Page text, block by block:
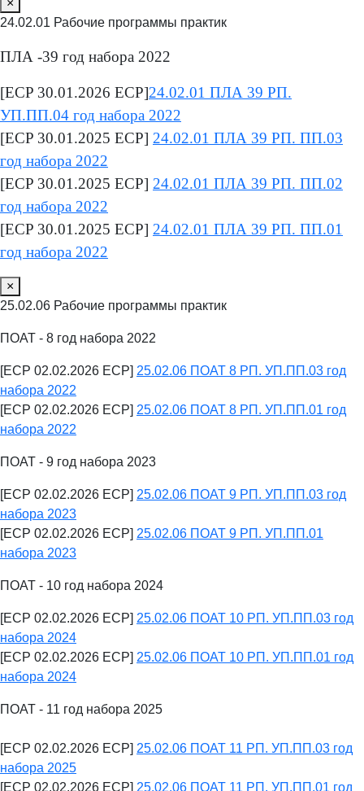
24.02.01 Рабочие программы практик
ПЛА -39 год набора 2022
[ECP 30.01.2026 ECP]24.02.01 ПЛА 39 РП.
УП.ПП.04 год набора 2022
[ECP 30.01.2025 ECP] 24.02.01 ПЛА 39 РП. ПП.03
год набора 2022
[ECP 30.01.2025 ECP] 24.02.01 ПЛА 39 РП. ПП.02
год набора 2022
[ECP 30.01.2025 ECP] 24.02.01 ПЛА 39 РП. ПП.01
год набора 2022
×
25.02.06 Рабочие программы практик
ПОАТ - 8 год набора 2022
[ECP 02.02.2026 ECP] 25.02.06 ПОАТ 8 РП. УП.ПП.03 год
набора 2022
[ECP 02.02.2026 ECP] 25.02.06 ПОАТ 8 РП. УП.ПП.01 год
набора 2022
ПОАТ - 9 год набора 2023
[ECP 02.02.2026 ECP] 25.02.06 ПОАТ 9 РП. УП.ПП.03 год
набора 2023
[ECP 02.02.2026 ECP] 25.02.06 ПОАТ 9 РП. УП.ПП.01
набора 2023
ПОАТ - 10 год набора 2024
[ECP 02.02.2026 ECP] 25.02.06 ПОАТ 10 РП. УП.ПП.03 год
набора 2024
[ECP 02.02.2026 ECP] 25.02.06 ПОАТ 10 РП. УП.ПП.01 год
набора 2024
ПОАТ - 11 год набора 2025
[ECP 02.02.2026 ECP] 25.02.06 ПОАТ 11 РП. УП.ПП.03 год
набора 2025
[ECP 02.02.2026 ECP] 25.02.06 ПОАТ 11 РП. УП.ПП.01 год